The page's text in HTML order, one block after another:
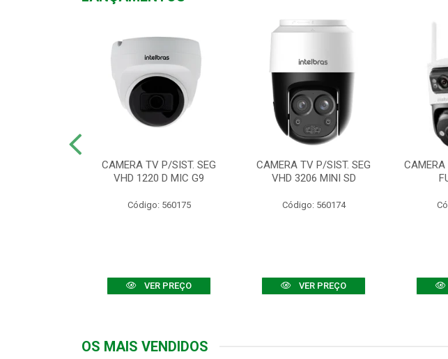
CAMERA TV P/SIST. SEG
VHD 1220 D MIC G9
Código: 560175
VER PREÇO
CAMERA TV P/SIST. SEG
VHD 3206 MINI SD
Código: 560174
VER PREÇO
OS MAIS VENDIDOS